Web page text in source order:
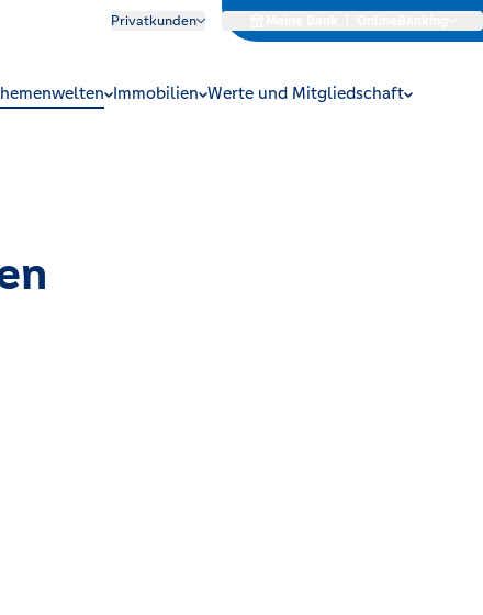
Privatkunden
Immobilien Werte und Mitgliedschaft